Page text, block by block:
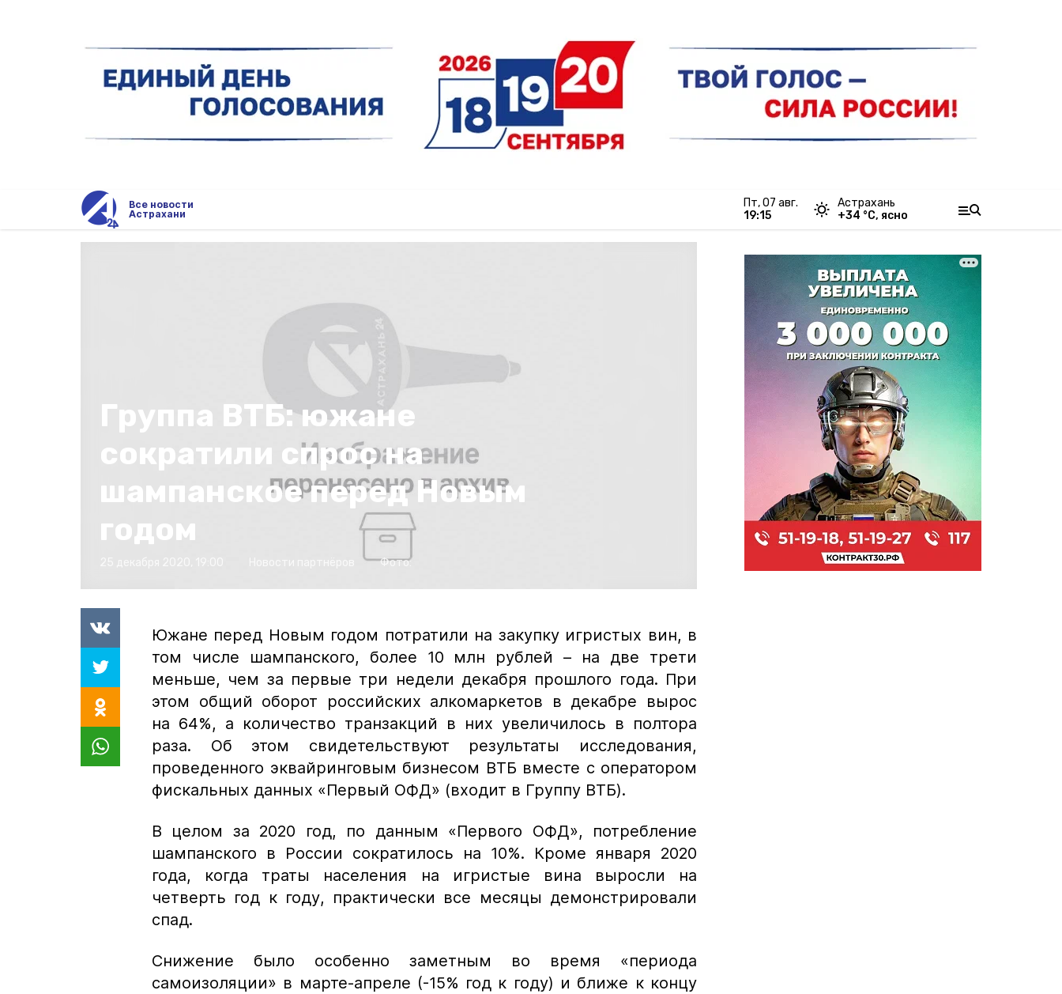
Все новости
Астрахани
пт, 07 авг.
19:15
Астрахань
+34 °С, ясно
Группа ВТБ: южане
сократили спрос на
шампанское перед Новым
годом
Фото:
Южане перед Новым годом потратили на закупку игристых вин, в
том числе шампанского, более 10 млн рублей – на две трети
меньше, чем за первые три недели декабря прошлого года. При
этом общий оборот российских алкомаркетов в декабре вырос
на 64%, а количество транзакций в них увеличилось в полтора
раза. Об этом свидетельствуют результаты исследования,
проведенного эквайринговым бизнесом ВТБ вместе с оператором
фискальных данных «Первый ОФД» (входит в Группу ВТБ).
В целом за 2020 год, по данным «Первого ОФД», потребление
шампанского в России сократилось на 10%. Кроме января 2020
года, когда траты населения на игристые вина выросли на
четверть год к году, практически все месяцы демонстрировали
спад.
Снижение было особенно заметным во время «периода
самоизоляции» в марте-апреле (-15% год к году) и ближе к концу